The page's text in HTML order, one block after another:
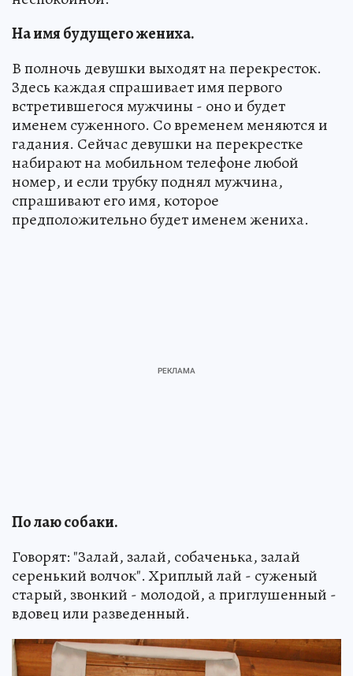
На имя будущего жениха.
В полночь девушки выходят на перекресток.
Здесь каждая спрашивает имя первого
встретившегося мужчины - оно и будет
именем суженного. Со временем меняются и
гадания. Сейчас девушки на перекрестке
набирают на мобильном телефоне любой
номер, и если трубку поднял мужчина,
спрашивают его имя, которое
предположительно будет именем жениха.
По лаю собаки.
Говорят: "Залай, залай, собаченька, залай
серенький волчок". Хриплый лай - суженый
старый, звонкий - молодой, а приглушенный -
вдовец или разведенный.